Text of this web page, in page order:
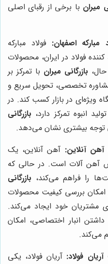
میران با برخی از رقبای اصلی
مبارکه اصفهان: فولاد مبارکه
فولاد در ایران، محصولات
بازرگانی میران با تمرکز بر
مشاوره تخصصی، تحویل سریع و
ویژه‌ای در بازار کسب کند. در
انبوه تمرکز دارد، بازرگانی
توجه بیشتری نشان می‌دهد.
آهن آنلاین: آهن آنلاین، یک
آهن آلات است. در حالی که
را فراهم می‌کند، بازرگانی
بررسی کیفیت محصولات
مشتریان خود ایجاد می‌کند.
داشتن انبار اختصاصی، امکان
می‌کند.
فولاد: آریان فولاد، یکی